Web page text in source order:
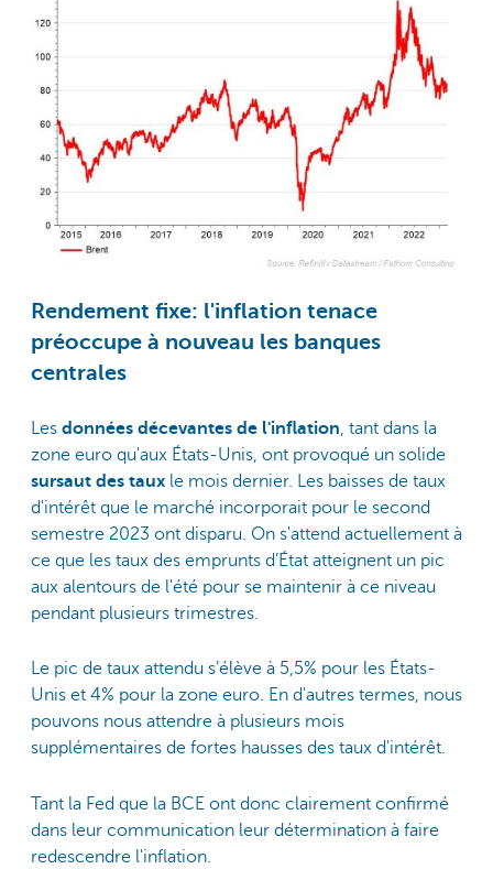
Rendement fixe: l'inflation tenace
préoccupe à nouveau les banques
centrales
Les données décevantes de l'inflation, tant dans la
zone euro qu'aux États-Unis, ont provoqué un solide
sursaut des taux le mois dernier. Les baisses de taux
d'intérêt que le marché incorporait pour le second
semestre 2023 ont disparu. On s'attend actuellement à
ce que les taux des emprunts d’État atteignent un pic
aux alentours de l'été pour se maintenir à ce niveau
pendant plusieurs trimestres.
Le pic de taux attendu s’élève à 5,5% pour les États-
Unis et 4% pour la zone euro. En d'autres termes, nous
pouvons nous attendre à plusieurs mois
supplémentaires de fortes hausses des taux d'intérêt.
Tant la Fed que la BCE ont donc clairement confirmé
dans leur communication leur détermination à faire
redescendre l'inflation.